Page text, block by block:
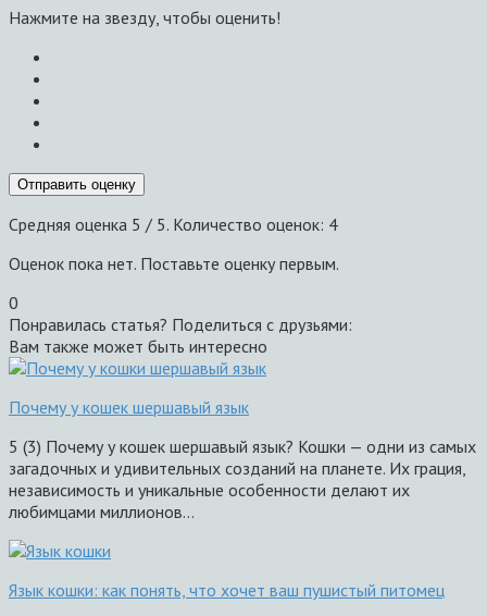
Нажмите на звезду, чтобы оценить!
Отправить оценку
Средняя оценка 5 / 5. Количество оценок: 4
Оценок пока нет. Поставьте оценку первым.
0
Понравилась статья? Поделиться с друзьями:
Вам также может быть интересно
Почему у кошек шершавый язык
5 (3) Почему у кошек шершавый язык? Кошки — одни из самых
загадочных и удивительных созданий на планете. Их грация,
независимость и уникальные особенности делают их
любимцами миллионов…
Язык кошки: как понять, что хочет ваш пушистый питомец